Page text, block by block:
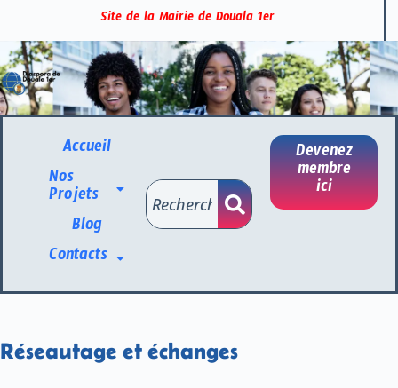
Site de la Mairie de Douala 1er
Accueil
Nos
Projets
Blog
Contacts
Devenez
membre
ici
Réseautage et échanges